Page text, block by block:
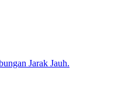
Jarak Jauh.